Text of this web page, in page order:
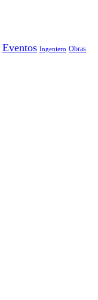
Eventos Ingeniero Obras